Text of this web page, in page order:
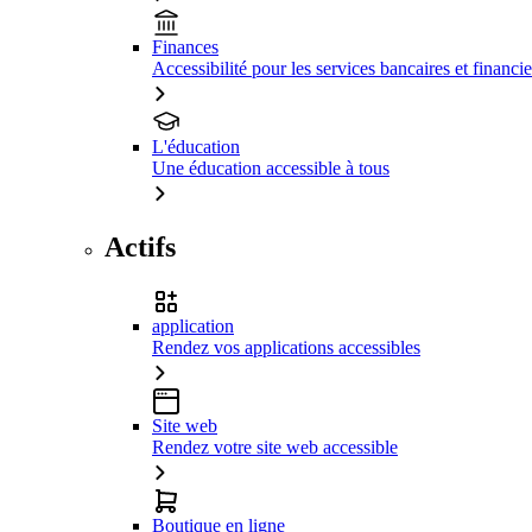
Finances
Accessibilité pour les services bancaires et
L'éducation
Une éducation accessible à tous
Actifs
application
Rendez vos applications accessibles
Site web
Rendez votre site web accessible
Boutique en ligne